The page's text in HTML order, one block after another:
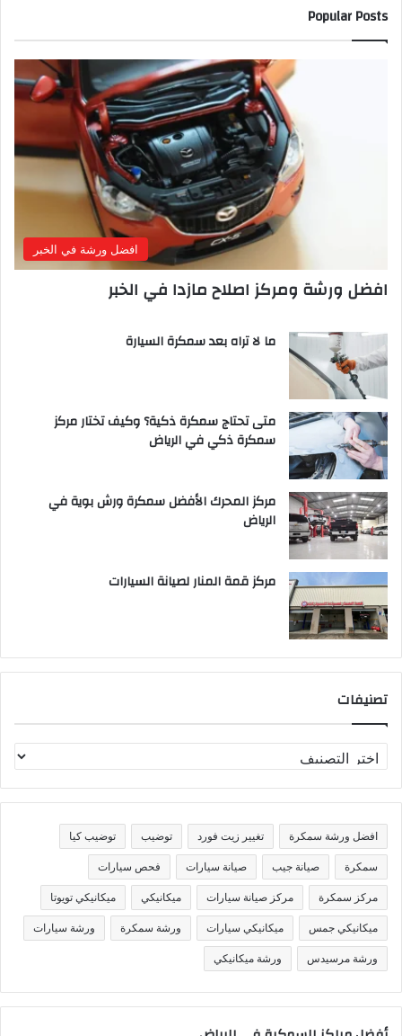
Popular Posts
افضل ورشة في الخبر
افضل ورشة ومركز اصلاح مازدا في الخبر
ما لا تراه بعد سمكرة السيارة
متى تحتاج سمكرة ذكية؟ وكيف تختار مركز
سمكرة ذكي في الرياض
مركز المحرك الأفضل سمكرة ورش بوية في
الرياض
مركز قمة المنار لصيانة السيارات
تصنيفات
ص
ن
ف
ا
افضل ورشة سمكرة تغيير زيت فورد توضيب توضيب كيا
سمكرة صيانة جيب صيانة سيارات فحص سيارات
مركز سمكرة مركز صيانة سيارات ميكانيكي ميكانيكي تويوتا
ميكانيكي جمس ميكانيكي سيارات ورشة سمكرة ورشة سيارات
ورشة مرسيدس ورشة ميكانيكي